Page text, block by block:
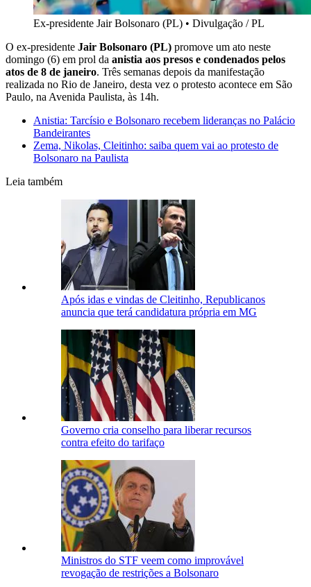
Ex-presidente Jair Bolsonaro (PL) • Divulgação / PL
O ex-presidente Jair Bolsonaro (PL) promove um ato neste
domingo (6) em prol da anistia aos presos e condenados pelos
atos de 8 de janeiro. Três semanas depois da manifestação
realizada no Rio de Janeiro, desta vez o protesto acontece em São
Paulo, na Avenida Paulista, às 14h.
Anistia: Tarcísio e Bolsonaro recebem lideranças no Palácio
Bandeirantes
Zema, Nikolas, Cleitinho: saiba quem vai ao protesto de
Bolsonaro na Paulista
Leia também
Após idas e vindas de Cleitinho, Republicanos
anuncia que terá candidatura própria em MG
Governo cria conselho para liberar recursos
contra efeito do tarifaço
Ministros do STF veem como improvável
revogação de restrições a Bolsonaro